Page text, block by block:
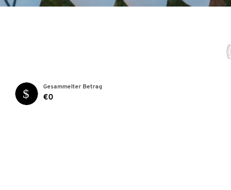
Gesammelter Betrag
€0